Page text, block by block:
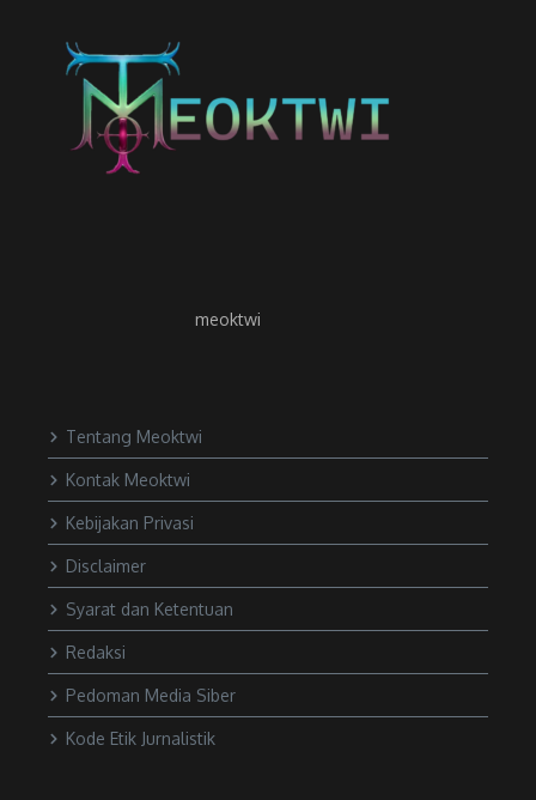
meoktwi
Tentang Meoktwi
Kontak Meoktwi
Kebijakan Privasi
Disclaimer
Syarat dan Ketentuan
Redaksi
Pedoman Media Siber
Kode Etik Jurnalistik